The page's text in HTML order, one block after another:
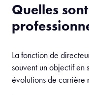
Quelles
La fonction de
souvent un objectif en
évolutions de carrière